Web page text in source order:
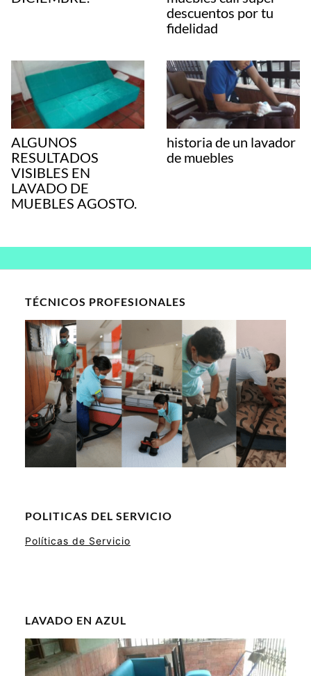
descuentos por tu
fidelidad
ALGUNOS
RESULTADOS
VISIBLES EN
LAVADO DE
MUEBLES AGOSTO.
historia de un lavador
de muebles
TÉCNICOS PROFESIONALES
POLITICAS DEL SERVICIO
Políticas de Servicio
LAVADO EN AZUL